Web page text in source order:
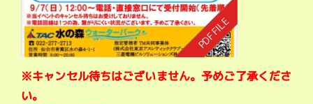
※キャンセル待ちはございません。予めご了承くださ
い。